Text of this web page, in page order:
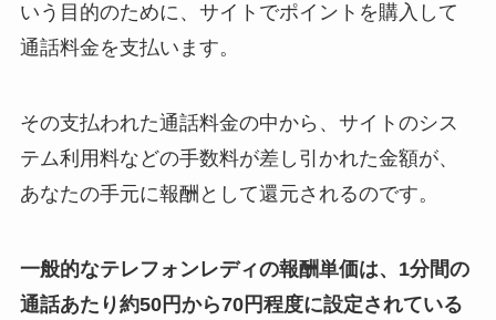
いう目的のために、サイトでポイントを購入して
通話料金を支払います。
その支払われた通話料金の中から、サイトのシス
テム利用料などの手数料が差し引かれた金額が、
あなたの手元に報酬として還元されるのです。
一般的なテレフォンレディの報酬単価は、1分間の
通話あたり約50円から70円程度に設定されている